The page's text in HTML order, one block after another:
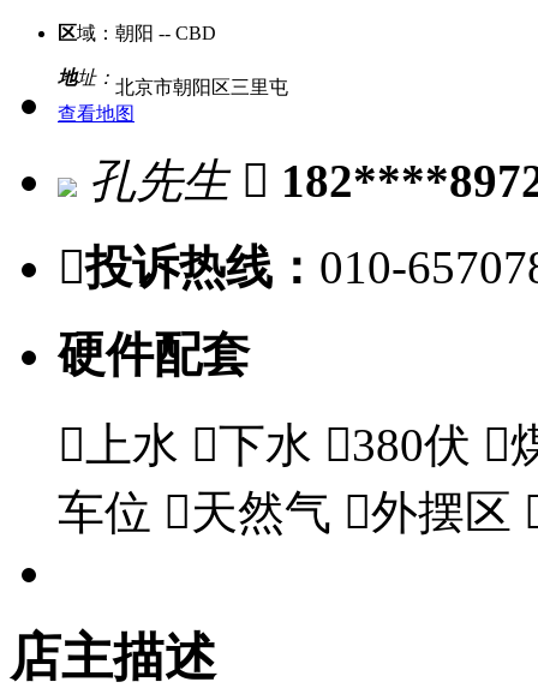
区域： 朝阳 -- CBD
地址： 北京市朝阳区三里屯
查看地图
孔先生 
投诉热线： 010-
硬件配套
 上水 下水 380伏 
车位 天然气 外摆区
店主描述